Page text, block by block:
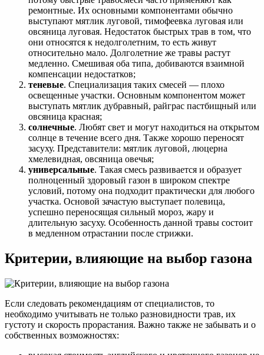
ремонтные. Их основными компонентами обычно
выступают мятлик луговой, тимофеевка луговая или
овсяница луговая. Недостаток быстрых трав в том, что
они относятся к недолголетним, то есть живут
относительно мало. Долголетние же травы растут
медленно. Смешивая оба типа, добиваются взаимной
компенсации недостатков;
теневые. Специализация таких смесей — плохо
освещенные участки. Основным компонентом может
выступать мятлик дубравный, райграс пастбищный или
овсяница красная;
солнечные. Любят свет и могут находиться на открытом
солнце в течение всего дня. Также хорошо переносят
засуху. Представители: мятлик луговой, люцерна
хмелевидная, овсяница овечья;
универсальные. Такая смесь развивается и образует
полноценный здоровый газон в широком спектре
условий, потому она подходит практически для любого
участка. Основой зачастую выступает полевица,
успешно переносящая сильный мороз, жару и
длительную засуху. Особенность данной травы состоит
в медленном отрастании после стрижки.
Критерии, влияющие на выбор газона
Если следовать рекомендациям от специалистов, то
необходимо учитывать не только разновидности трав, их
густоту и скорость прорастания. Важно также не забывать и о
собственных возможностях: